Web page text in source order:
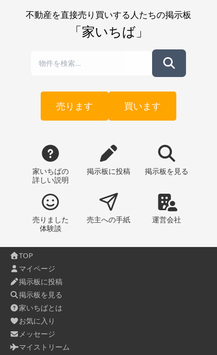
不動産を直接売り買いする人たちの掲示板
「家いちば」
売ります 買います
家いちばの
詳しい説明
掲示板に投稿 掲示板 を見る
売りました
体験談
売主への手紙 運営会社
TOP
マイページ
掲示板に投稿
掲示板を見る
家いちばとは
お気に入り
メッセージ
マイストリーム